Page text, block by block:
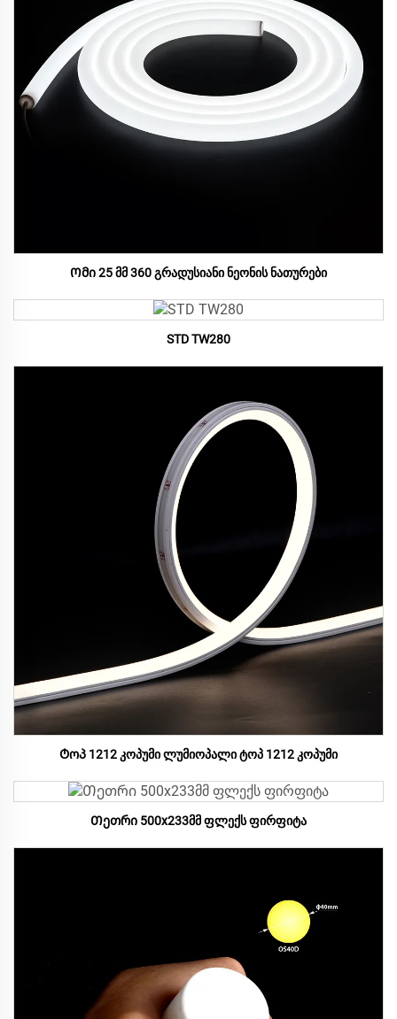
Ომი 25 მმ 360 გრადუსიანი ნეონის ნათურები
STD TW280
Ტოპ 1212 კოპუმი ლუმიოპალი ტოპ 1212 კოპუმი
Თეთრი 500x233მმ ფლექს ფირფიტა